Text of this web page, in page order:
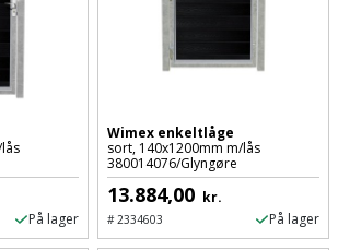
På lager
Wimex enkeltlåge
sort, 140x1200mm m/lås
380014076/Glyngøre
13.884,00 kr.
#2334603 På lager